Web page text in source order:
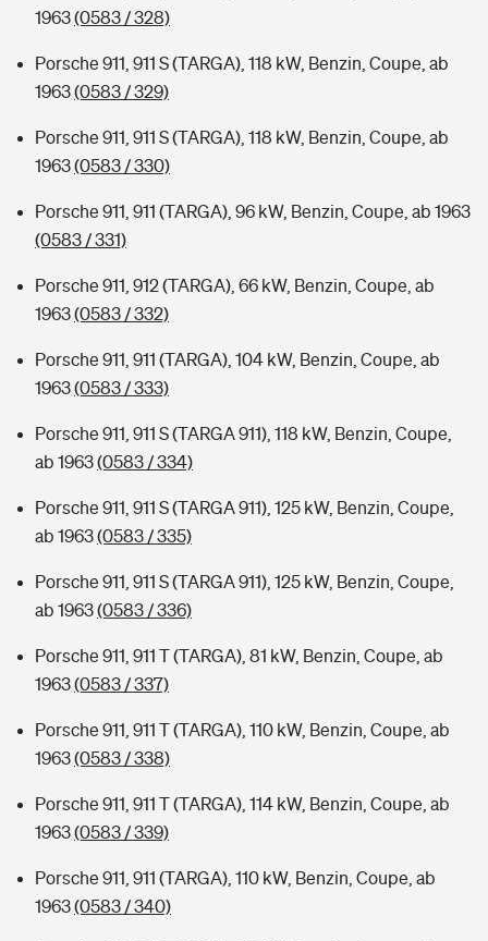
1963(0583 / 328)
Porsche 911, 911 S (TARGA), 118 kW, Benzin, Coupe, ab
1963(0583 / 329)
Porsche 911, 911 S (TARGA), 118 kW, Benzin, Coupe, ab
1963(0583 / 330)
Porsche 911, 911 (TARGA), 96 kW, Benzin, Coupe, ab 1963
(0583 / 331)
Porsche 911, 912 (TARGA), 66 kW, Benzin, Coupe, ab
1963(0583 / 332)
Porsche 911, 911 (TARGA), 104 kW, Benzin, Coupe, ab
1963(0583 / 333)
Porsche 911, 911 S (TARGA 911), 118 kW, Benzin, Coupe,
ab 1963(0583 / 334)
Porsche 911, 911 S (TARGA 911), 125 kW, Benzin, Coupe,
ab 1963(0583 / 335)
Porsche 911, 911 S (TARGA 911), 125 kW, Benzin, Coupe,
ab 1963(0583 / 336)
Porsche 911, 911 T (TARGA), 81 kW, Benzin, Coupe, ab
1963(0583 / 337)
Porsche 911, 911 T (TARGA), 110 kW, Benzin, Coupe, ab
1963(0583 / 338)
Porsche 911, 911 T (TARGA), 114 kW, Benzin, Coupe, ab
1963(0583 / 339)
Porsche 911, 911 (TARGA), 110 kW, Benzin, Coupe, ab
1963(0583 / 340)